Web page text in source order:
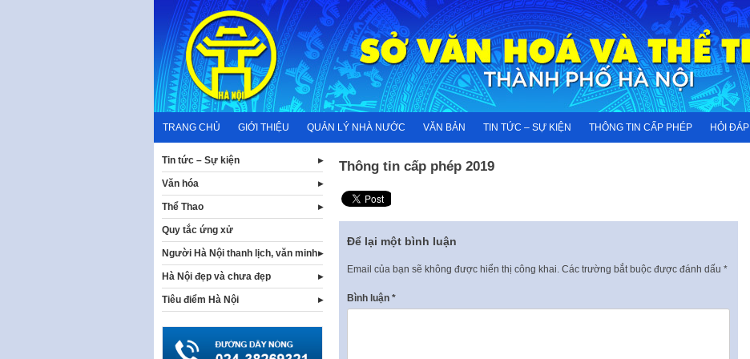
content
TRANG CHỦ GIỚI THIỆU QUẢN LÝ NHÀ NƯỚC VĂN BẢN TIN TỨC – SỰ KIỆN THÔNG TIN CẤP PHÉP HỎI ĐÁP
Thông tin cấp phép 2019
Để lại một bình luận
Email của bạn sẽ không được hiển thị công khai. Các trường bắt buộc được đánh dấu *
Bình luận *
Tin tức – Sự kiện
Văn hóa
Thể Thao
Quy tắc ứng xử
Người Hà Nội thanh lịch, văn minh
Hà Nội đẹp và chưa đẹp
Tiêu điểm Hà Nội